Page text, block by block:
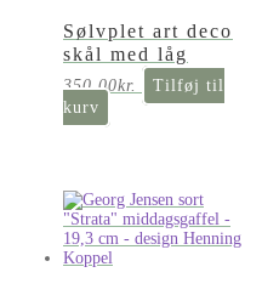
Sølvplet art deco
skål med låg
350,00kr.
Tilføj til
kurv